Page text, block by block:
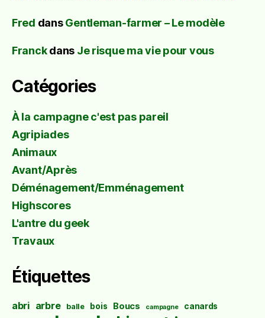
Fred dansGentleman-farmer – Le modèle
Franckdans Je risque ma vie pour vous
Catégories
À la campagne c'est pas pareil
Agripiades
Animaux
Avant/Après
Déménagement/Emménagement
Highscores
L'antre du geek
Travaux
Étiquettes
abri arbre balle bois Boucs campagne canards